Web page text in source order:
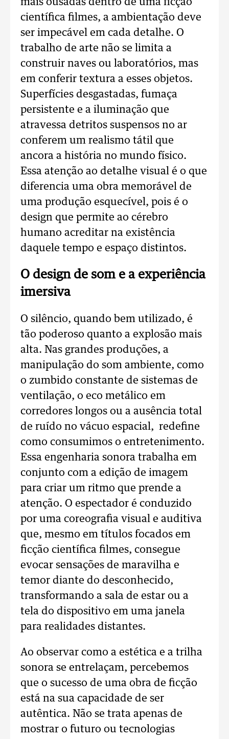
mais ousadas dentro de uma ficção
científica filmes, a ambientação deve
ser impecável em cada detalhe. O
trabalho de arte não se limita a
construir naves ou laboratórios, mas
em conferir textura a esses objetos.
Superfícies desgastadas, fumaça
persistente e a iluminação que
atravessa detritos suspensos no ar
conferem um realismo tátil que
ancora a história no mundo físico.
Essa atenção ao detalhe visual é o que
diferencia uma obra memorável de
uma produção esquecível, pois é o
design que permite ao cérebro
humano acreditar na existência
daquele tempo e espaço distintos.
O design de som e a experiência
imersiva
O silêncio, quando bem utilizado, é
tão poderoso quanto a explosão mais
alta. Nas grandes produções, a
manipulação do som ambiente, como
o zumbido constante de sistemas de
ventilação, o eco metálico em
corredores longos ou a ausência total
de ruído no vácuo espacial, redefine
como consumimos o entretenimento.
Essa engenharia sonora trabalha em
conjunto com a edição de imagem
para criar um ritmo que prende a
atenção. O espectador é conduzido
por uma coreografia visual e auditiva
que, mesmo em títulos focados em
ficção científica filmes, consegue
evocar sensações de maravilha e
temor diante do desconhecido,
transformando a sala de estar ou a
tela do dispositivo em uma janela
para realidades distantes.
Ao observar como a estética e a trilha
sonora se entrelaçam, percebemos
que o sucesso de uma obra de ficção
está na sua capacidade de ser
autêntica. Não se trata apenas de
mostrar o futuro ou tecnologias